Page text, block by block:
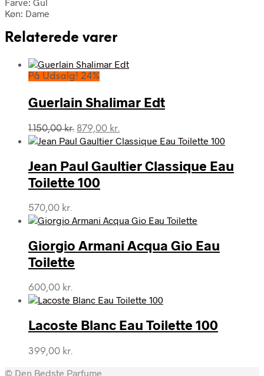
Køn: Dame
Relaterede varer
På Udsalg! 24%
Guerlain Shalimar Edt
1.150,00kr. Den
oprindelige
var:
1.150,00 kr..
879,00 kr.
aktuelle
er:
879,00 kr..
Jean Paul Gaultier Classique Eau
Toilette 100
570,00 kr.
Giorgio Armani Acqua Gio Eau
Toilette
600,00 kr.
Lacoste Blanc Eau Toilette 100
399,00 kr.
© Den Bedste Parfume